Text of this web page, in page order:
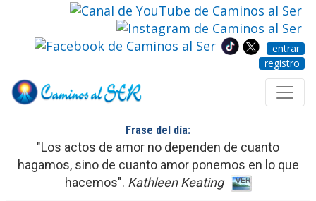
entrar
registro
Frase del día:
"Los actos de amor no dependen de cuanto
hagamos, sino de cuanto amor ponemos en lo que
hacemos". Kathleen Keating